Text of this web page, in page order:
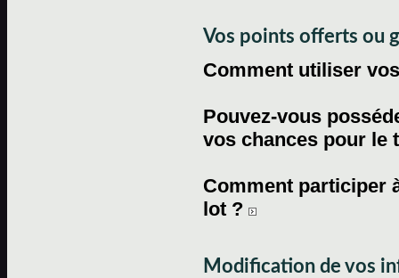
Vos points offerts ou
Comment utiliser
Pouvez-vous
vos chances pour le
Comment participer
lot ?
Modification de vos